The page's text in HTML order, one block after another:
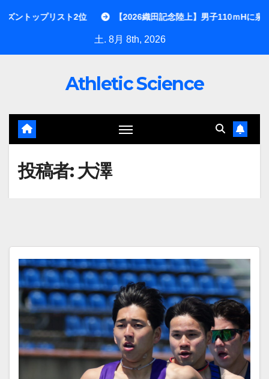
【2026織田記念陸上】男子110ｍHに泉谷駿介が大学後輩の古
土. 8月 8th, 2026
Athletic Science
投稿者: 大澤